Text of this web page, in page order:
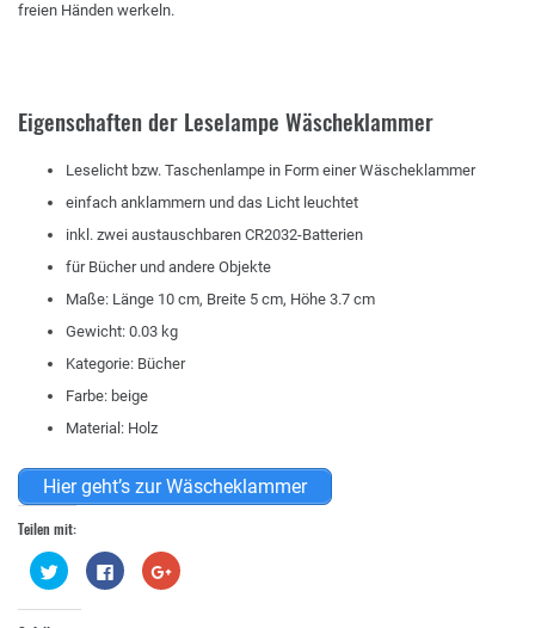
freien Händen werkeln.
Eigenschaften der Leselampe Wäscheklammer
Leselicht bzw. Taschenlampe in Form einer Wäscheklammer
einfach anklammern und das Licht leuchtet
inkl. zwei austauschbaren CR2032-Batterien
für Bücher und andere Objekte
Maße: Länge 10 cm, Breite 5 cm, Höhe 3.7 cm
Gewicht: 0.03 kg
Kategorie: Bücher
Farbe: beige
Material: Holz
Hier geht’s zur Wäscheklammer
Teilen mit:
Klick,
um
Twitter
Klick,
um
Zum
Teilen